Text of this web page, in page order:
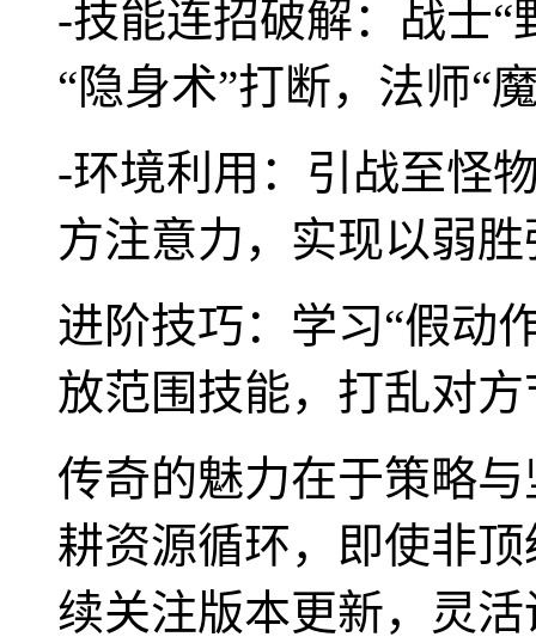
-技能连招破解：战士“
“隐身术”打断，法师“
-环境利用：引战至怪
方注意力，实现以弱胜
进阶技巧：学习“假
放范围技能，打乱对
传奇的魅力在于策略
耕资源循环，即使非
续关注版本更新，灵